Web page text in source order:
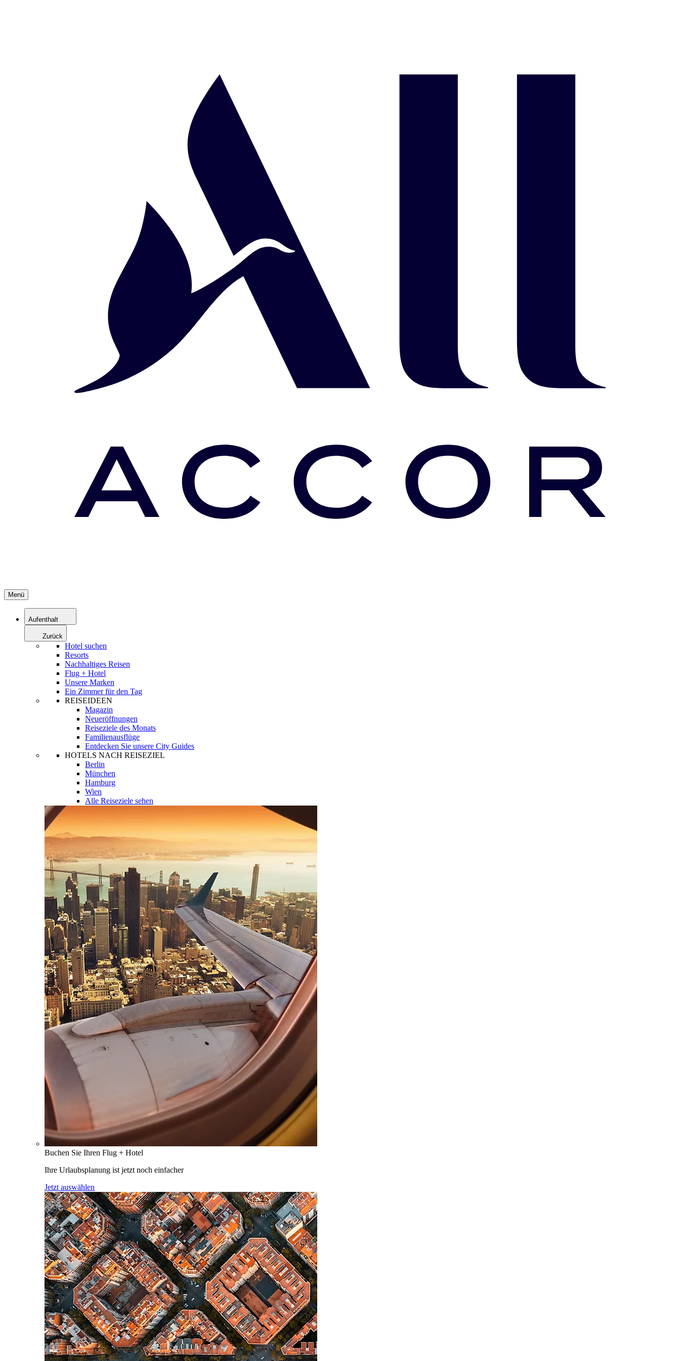
Menü
Aufenthalt
Zurück
Hotel suchen
Resorts
Nachhaltiges Reisen
Flug + Hotel
Unsere Marken
Ein Zimmer für den Tag
REISEIDEEN
Magazin
Neueröffnungen
Reiseziele des Monats
Familienausflüge
Entdecken Sie unsere City Guides
HOTELS NACH REISEZIEL
Berlin
München
Hamburg
Wien
Alle Reiseziele sehen
Buchen Sie Ihren Flug + Hotel
Ihre Urlaubsplanung ist jetzt noch einfacher
Jetzt auswählen